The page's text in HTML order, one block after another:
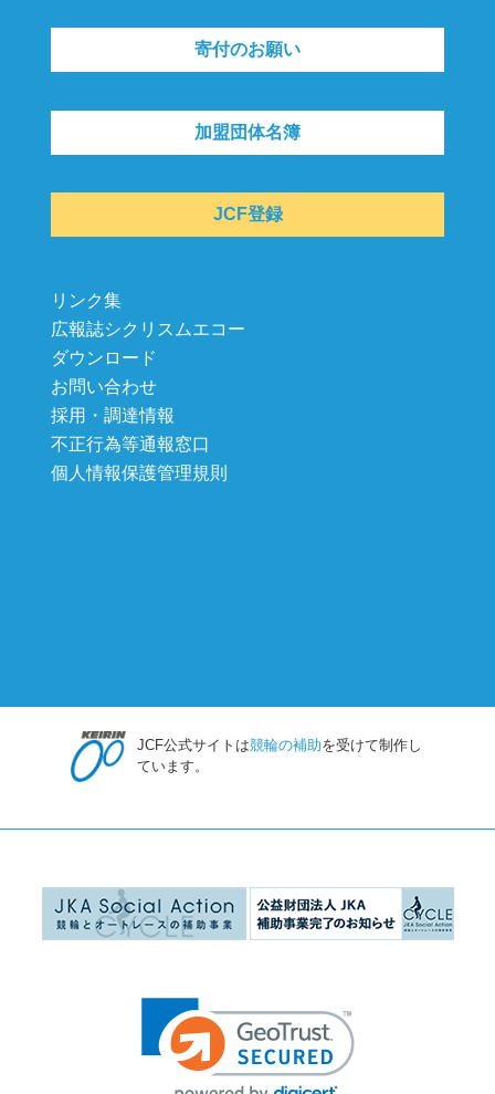
寄付のお願い
加盟団体名簿
JCF登録
リンク集
広報誌シクリスムエコー
ダウンロード
お問い合わせ
採用・調達情報
不正行為等通報窓口
個人情報保護管理規則
JCF公式サイトは競輪の補助を受けて制作し
ています。